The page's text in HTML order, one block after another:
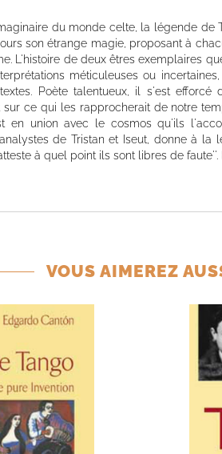
du monde celte, la légende de
son étrange magie, proposant à
L'histoire de deux êtres exemplaires
méticuleuses ou
Poète talentueux, il s'est
sur ce qui les rapprocherait de notre
en union avec le cosmos qu'ils
de Tristan et Iseut, donne à la
à quel point ils sont libres de
VOUS AIMEREZ